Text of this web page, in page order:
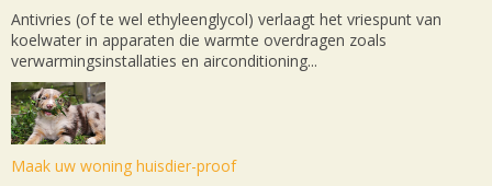
Antivries (of te wel ethyleenglycol) verlaagt het vriespunt van
koelwater in apparaten die warmte overdragen zoals
verwarmingsinstallaties en airconditioning...
Maak uw woning huisdier-proof